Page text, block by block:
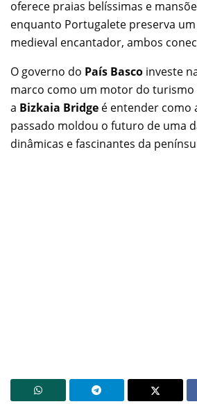
oferece praias belíssimas e
enquanto Portugalete preserva
medieval encantador, ambos
O governo do País Basco investe
marco como um motor do turismo
a Bizkaia Bridge é entender como
passado moldou o futuro de uma
dinâmicas e fascinantes da